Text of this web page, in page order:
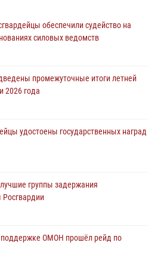
более 250 санитарных вылетов в
граждан на южном
состоялось заседание
обеспечили судейство на
силовых ведомств
промежуточные итоги летней
2026 года
удостоены государственных наград
группы задержания
Росгвардии
поддержке ОМОН прошёл рейд по